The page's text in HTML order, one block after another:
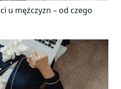
u mężczyzn – od czego